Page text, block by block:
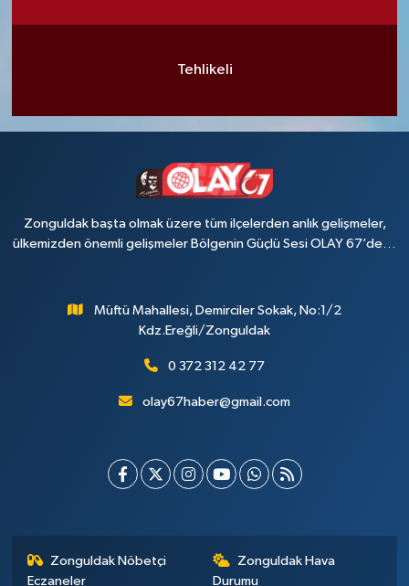
Tehlikeli
Zonguldak başta olmak üzere tüm ilçelerden anlık gelişmeler,
ülkemizden önemli gelişmeler Bölgenin Güçlü Sesi OLAY 67’de…
Müftü Mahallesi, Demirciler Sokak, No:1/2
Kdz.Ereğli/Zonguldak
0 372 312 42 77
olay67haber@gmail.com
Zonguldak Nöbetçi
Eczaneler
Zonguldak Hava
Durumu